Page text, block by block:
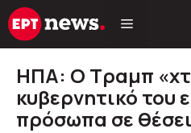
Μετάβαση
σε
ΗΠΑ: Ο Τραμπ
κυβερνητικό του
πρόσωπα σε